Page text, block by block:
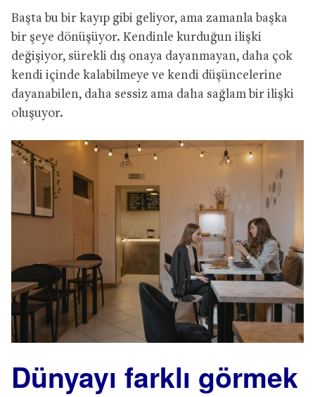
Başta bu bir kayıp gibi geliyor, ama zamanla başka
bir şeye dönüşüyor. Kendinle kurduğun ilişki
değişiyor, sürekli dış onaya dayanmayan, daha çok
kendi içinde kalabilmeye ve kendi düşüncelerine
dayanabilen, daha sessiz ama daha sağlam bir ilişki
oluşuyor.
Dünyayı farklı görmek